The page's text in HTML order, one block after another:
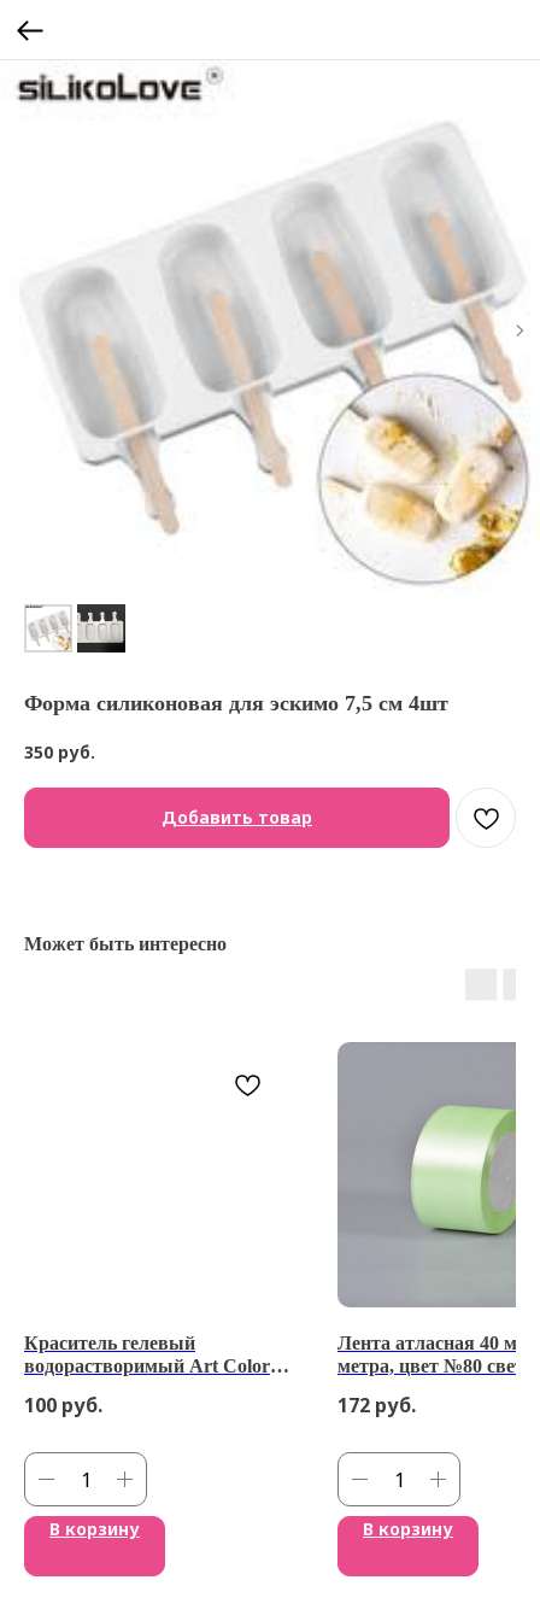
Форма силиконовая для эскимо 7,5 см 4шт
350 руб.
Добавить товар
Может быть интересно
Краситель гелевый
водорастворимый Art Color
100 руб.
В корзину
Лента атласная 40 мм
метра, цвет №80
172 руб.
В корзину